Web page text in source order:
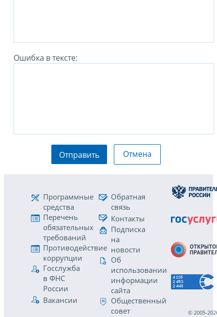
Ошибка в тексте:
Отправить Отмена
Программные
средства
Перечень
обязательных
требований
Противодействие
коррупции
Госслужба
в ФНС
России
Вакансии
Обратная
связь
Контакты
Подписка
на
новости
Об
использовании
информации
сайта
Общественный
совет
© 2005-